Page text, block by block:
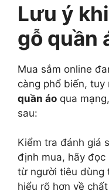
Lưu ý
gỗ quần
Mua sắm online
càng phổ biến, tuy
quần áo qua
sau:
Kiểm tra đánh giá
định mua, hãy
từ người tiêu dùng
hiểu rõ hơn về